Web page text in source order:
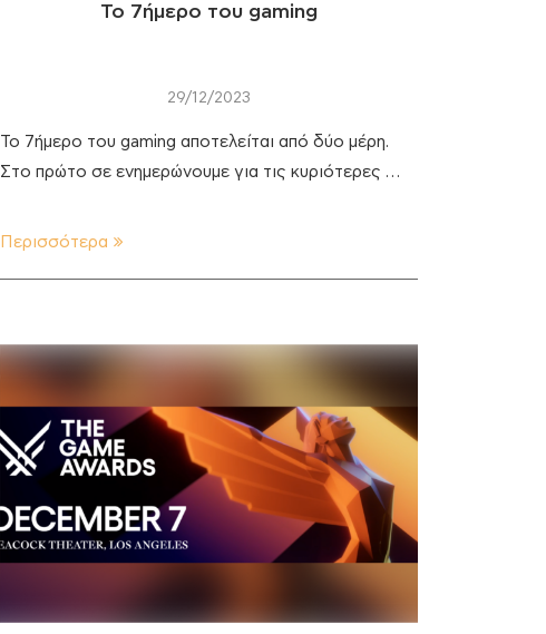
Το 7ήμερο του gaming
29/12/2023
Το 7ήμερο του gaming αποτελείται από δύο μέρη.
Στο πρώτο σε ενημερώνουμε για τις κυριότερες …
Περισσότερα